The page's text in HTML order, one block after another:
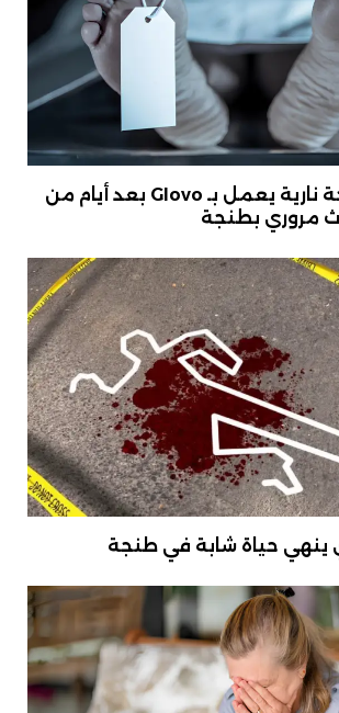
وفاة سائق دراجة نارية يعمل بـ Glovo بعد أيام من
مروري بطنجة
حياة شابة في طنجة